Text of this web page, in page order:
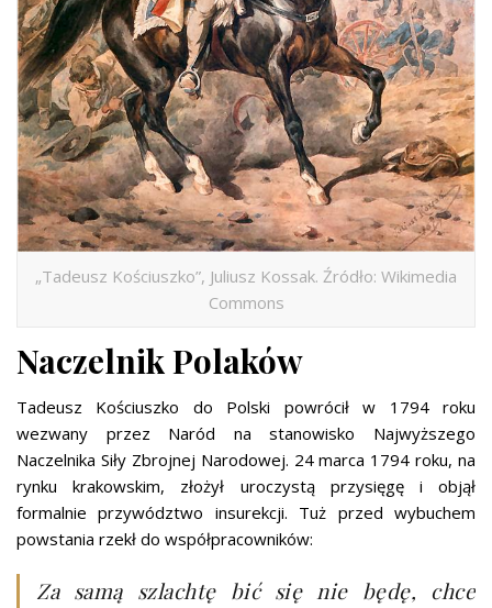
„Tadeusz Kościuszko”, Juliusz Kossak. Źródło: Wikimedia
Commons
Naczelnik Polaków
Tadeusz Kościuszko do Polski powrócił w 1794 roku
wezwany przez Naród na stanowisko Najwyższego
Naczelnika Siły Zbrojnej Narodowej. 24 marca 1794 roku, na
rynku krakowskim, złożył uroczystą przysięgę i objął
formalnie przywództwo insurekcji. Tuż przed wybuchem
powstania rzekł do współpracowników:
Za samą szlachtę bić się nie będę, chce